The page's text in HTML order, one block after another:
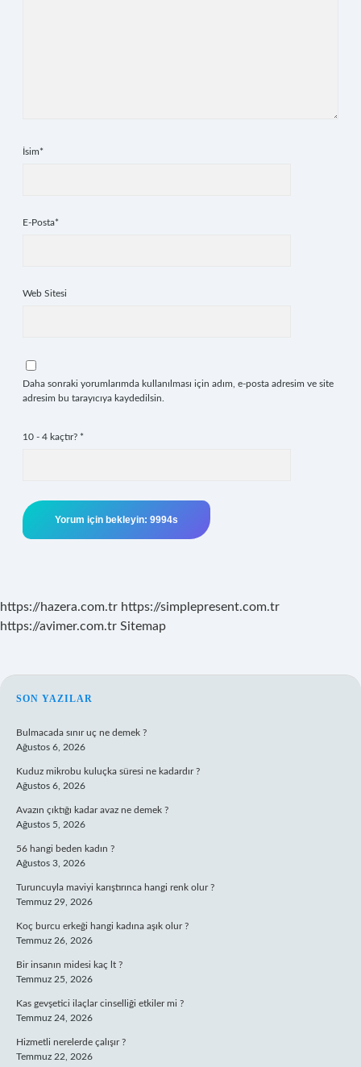
İsim*
E-Posta*
Web Sitesi
Daha sonraki yorumlarımda kullanılması için adım, e-posta adresim ve site
adresim bu tarayıcıya kaydedilsin.
10 - 4 kaçtır? *
https://hazera.com.tr https://simplepresent.com.tr
https://avimer.com.tr Sitemap
SIDEBAR
SON YAZILAR
Bulmacada sınır uç ne demek ?
Ağustos 6, 2026
Kuduz mikrobu kuluçka süresi ne kadardır ?
Ağustos 6, 2026
Avazın çıktığı kadar avaz ne demek ?
Ağustos 5, 2026
56 hangi beden kadın ?
Ağustos 3, 2026
Turuncuyla maviyi karıştırınca hangi renk olur ?
Temmuz 29, 2026
Koç burcu erkeği hangi kadına aşık olur ?
Temmuz 26, 2026
Bir insanın midesi kaç lt ?
Temmuz 25, 2026
Kas gevşetici ilaçlar cinselliği etkiler mi ?
Temmuz 24, 2026
Hizmetli nerelerde çalışır ?
Temmuz 22, 2026